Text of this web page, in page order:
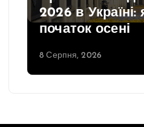
2026 в
початок осені
8 Серпня, 2026